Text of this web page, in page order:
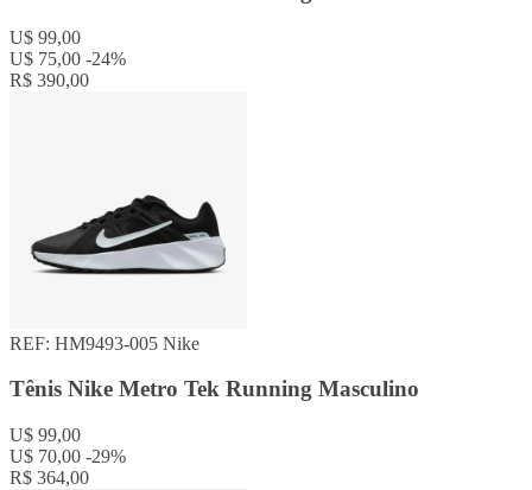
U$ 99,00
U$ 75,00 -24%
R$ 390,00
REF: HM9493-005 Nike
Tênis Nike Metro Tek Running Masculino
U$ 99,00
U$ 70,00 -29%
R$ 364,00